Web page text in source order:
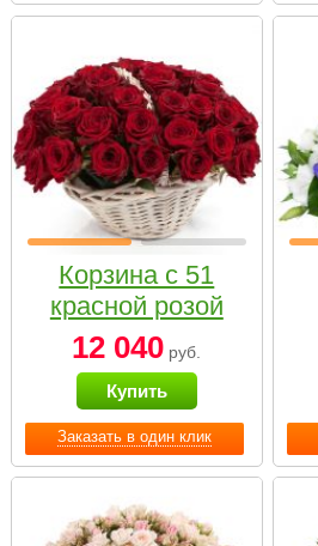
Заказать в один клик
Корзина с 51
красной розой
12 040 руб.
Купить